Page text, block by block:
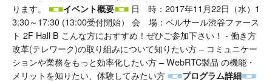
ります。 ■□■イベント概要■□■ 日 時：2017年11月22日（水）1
3:30～17:30 (13:00受付開始） 会 場：ベルサール渋谷ファース
ト 2F Hall B こんな方におすすめ！ぜひご参加下さい！ ‐ 働き方
改革(テレワーク)の取り組みについて知りたい方 – コミュニケー
ションや業務をもっと効率化したい方 – WebRTC製品 の機能・
メリットを知りたい、体験してみたい方 ■□■プログラム詳細■□■